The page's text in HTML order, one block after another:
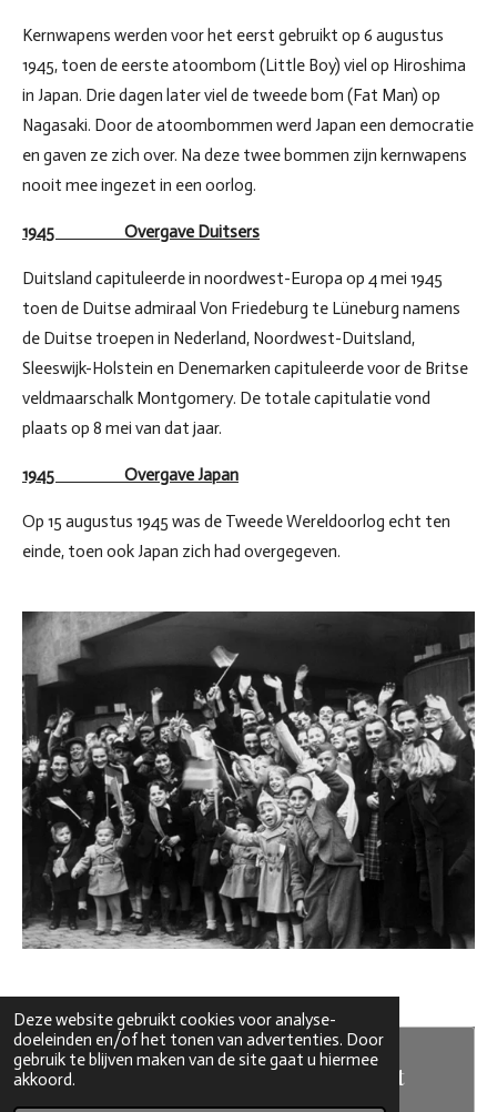
Deze website gebruikt cookies voor analyse-
doeleinden en/of het tonen van advertenties. Door
gebruik te blijven maken van de site gaat u hiermee
akkoord.
Kernwapens werden voor het eerst gebruikt op 6 augustus
1945, toen de eerste atoombom (Little Boy) viel op Hiroshima
in Japan. Drie dagen later viel de tweede bom (Fat Man) op
Nagasaki. Door de atoombommen werd Japan een democratie
en gaven ze zich over. Na deze twee bommen zijn kernwapens
nooit mee ingezet in een oorlog.
1945 Overgave Duitsers
Duitsland capituleerde in noordwest-Europa op 4 mei 1945
toen de Duitse admiraal Von Friedeburg te Lüneburg namens
de Duitse troepen in Nederland, Noordwest-Duitsland,
Sleeswijk-Holstein en Denemarken capituleerde voor de Britse
veldmaarschalk Montgomery. De totale capitulatie vond
plaats op 8 mei van dat jaar.
1945 Overgave Japan
Op 15 augustus 1945 was de Tweede Wereldoorlog echt ten
einde, toen ook Japan zich had overgegeven.
Maak jouw eigen website met